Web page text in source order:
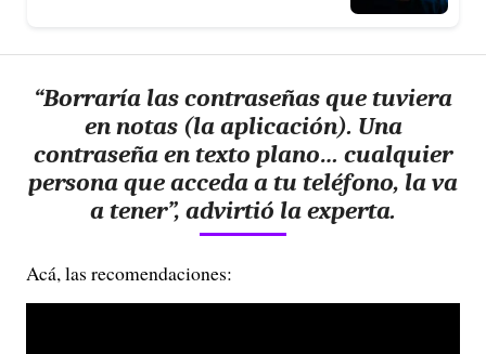
“Borraría las contraseñas que tuviera
en notas (la aplicación). Una
contraseña en texto plano… cualquier
persona que acceda a tu teléfono, la va
a tener”, advirtió la experta.
Acá, las recomendaciones: